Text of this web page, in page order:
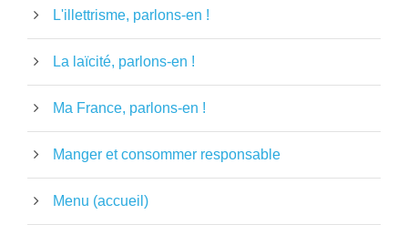
L'illettrisme, parlons-en !
La laïcité, parlons-en !
Ma France, parlons-en !
Manger et consommer responsable
Menu (accueil)